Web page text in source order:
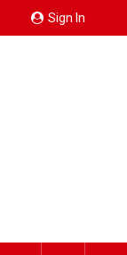
Sign In